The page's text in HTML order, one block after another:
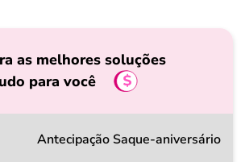
as melhores soluções
para você
Antecipação Saque-aniversário